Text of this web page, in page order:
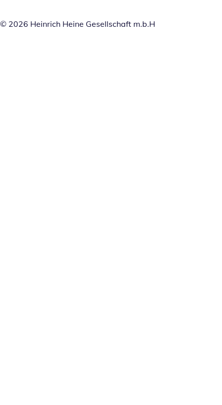
© 2026 Heinrich Heine Gesellschaft m.b.H